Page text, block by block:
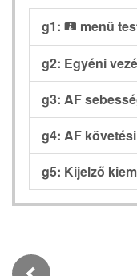
g1: i menü
g2: Egyéni
g3: AF
g4: AF
g5: Kijelző